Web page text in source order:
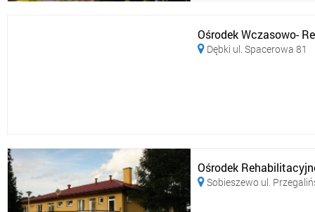
Ośrodek Wczasowo-
 Dębki ul. Spacerowa 81
Ośrodek
Sobieszewo ul.